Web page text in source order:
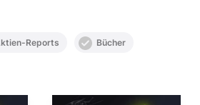
Reports Bücher